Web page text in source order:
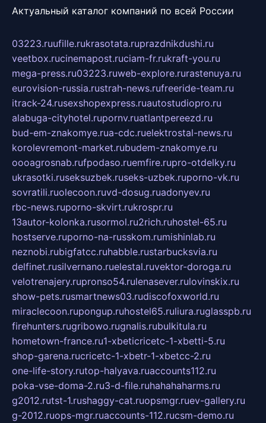
Актуальный каталог компаний по всей России
03223.ruufille.rukrasotata.ruprazdnikdushi.ru
veetbox.rucinemapost.ruciam-fr.rukraft-you.ru
mega-press.ru03223.ruweb-explore.rurastenuya.ru
eurovision-russia.rustrah-news.rufreeride-team.ru
itrack-24.rusexshopexpress.ruautostudiopro.ru
alabuga-cityhotel.rupornv.ruatlantpereezd.ru
bud-em-znakomye.rua-cdc.ruelektrostal-news.ru
korolevremont-market.rubudem-znakomye.ru
oooagrosnab.rufpodaso.ruemfire.rupro-otdelky.ru
ukrasotki.ruseksuzbek.ruseks-uzbek.ruporno-vk.ru
sovratili.ruolecoon.ruvd-dosug.ruadonyev.ru
rbc-news.ruporno-skvirt.rukrospr.ru
13autor-kolonka.rusormol.ru2rich.ruhostel-65.ru
hostserve.ruporno-na-russkom.rumishinlab.ru
neznobi.rubigfatcc.ruhabble.rustarbucksvia.ru
delfinet.rusilvernano.ruelestal.ruvektor-doroga.ru
velotrenajery.rupronso54.rulenasever.rulovinskix.ru
show-pets.rusmartnews03.rudiscofoxworld.ru
miraclecoon.rupongup.ruhostel65.ruliura.ruglasspb.ru
firehunters.rugribowo.rugnalis.rubulkitula.ru
hometown-france.ru1-xbeticricetc-1-xbetti-5.ru
shop-garena.rucricetc-1-xbetr-1-xbetcc-2.ru
one-life-story.rutop-halyava.ruaccounts112.ru
poka-vse-doma-2.ru3-d-file.ruhahahaharms.ru
g2012.rutst-1.rushaggy-cat.ruopsmgr.ruev-gallery.ru
g-2012.ruops-mgr.ruaccounts-112.rucsm-demo.ru